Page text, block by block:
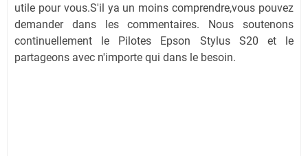
utile pour vous.S'il ya un moins comprendre,vous pouvez
demander dans les commentaires. Nous soutenons
continuellement le Pilotes Epson Stylus S20 et le
partageons avec n'importe qui dans le besoin.